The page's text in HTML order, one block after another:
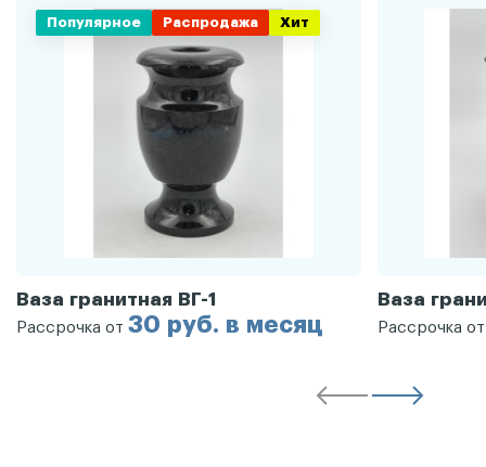
Популярное Распродажа Хит
Ваза гранитная ВГ-1
Рассрочка от 30 руб. в месяц
Ваза
Рассрочка